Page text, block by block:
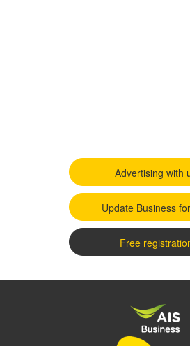
Advertising with
Update Business
Free